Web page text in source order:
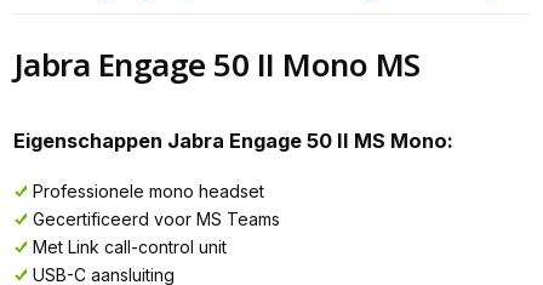
Jabra Engage 50 II Mono MS
Eigenschappen Jabra Engage 50 II MS Mono:
Professionele mono headset
Gecertificeerd voor MS Teams
Met Link call-control unit
USB-C aansluiting